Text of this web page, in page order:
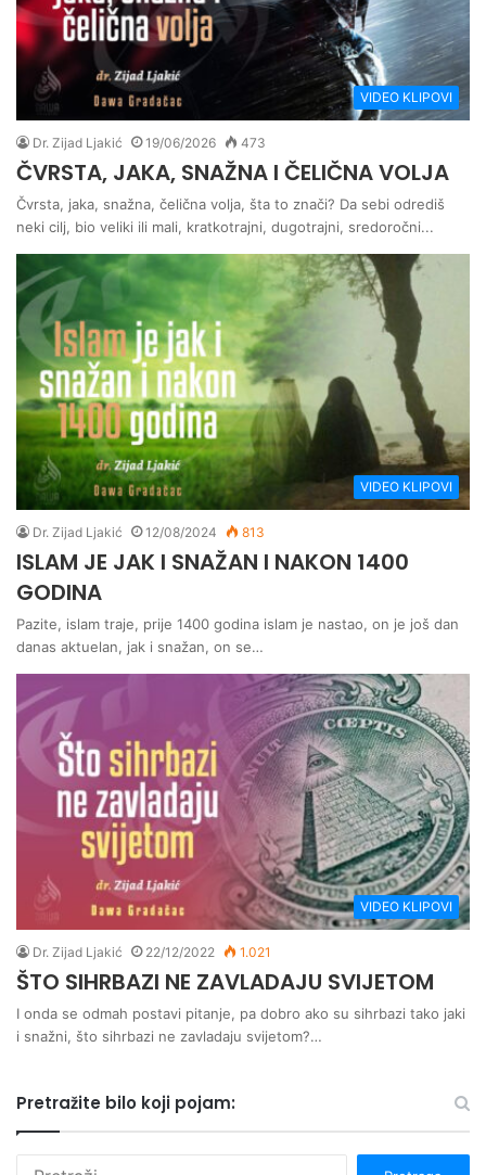
VIDEO KLIPOVI
Dr. Zijad Ljakić 19/06/2026 473
ČVRSTA, JAKA, SNAŽNA I ČELIČNA VOLJA
Čvrsta, jaka, snažna, čelična volja, šta to znači? Da sebi odrediš
neki cilj, bio veliki ili mali, kratkotrajni, dugotrajni, sredoročni...
VIDEO KLIPOVI
Dr. Zijad Ljakić 12/08/2024 813
ISLAM JE JAK I SNAŽAN I NAKON 1400
GODINA
Pazite, islam traje, prije 1400 godina islam je nastao, on je još dan
danas aktuelan, jak i snažan, on se…
VIDEO KLIPOVI
Dr. Zijad Ljakić 22/12/2022 1.021
ŠTO SIHRBAZI NE ZAVLADAJU SVIJETOM
I onda se odmah postavi pitanje, pa dobro ako su sihrbazi tako jaki
i snažni, što sihrbazi ne zavladaju svijetom?…
Pretražite bilo koji pojam: